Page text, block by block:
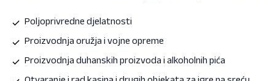
Poljoprivredne djelatnosti
Proizvodnja oružja i vojne opreme
Proizvodnja duhanskih proizvoda i alkoholnih pića